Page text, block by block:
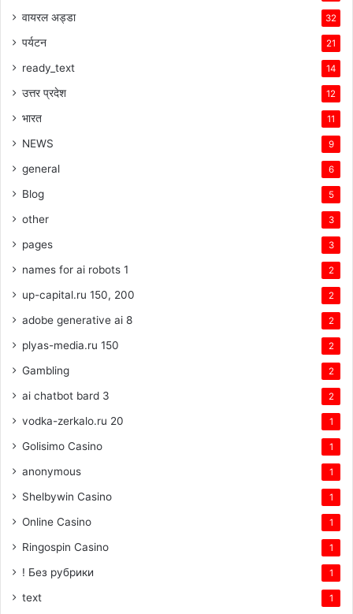
वायरल अड्डा 32
पर्यटन 21
ready_text 14
उत्तर प्रदेश 12
भारत 11
NEWS 9
general 6
Blog 5
other 3
pages 3
names for ai robots 1 2
up-capital.ru 150, 200 2
adobe generative ai 8 2
plyas-media.ru 150 2
Gambling 2
ai chatbot bard 3 2
vodka-zerkalo.ru 20 1
Golisimo Casino 1
anonymous 1
Shelbywin Casino 1
Online Casino 1
Ringospin Casino 1
! Без рубрики 1
text 1